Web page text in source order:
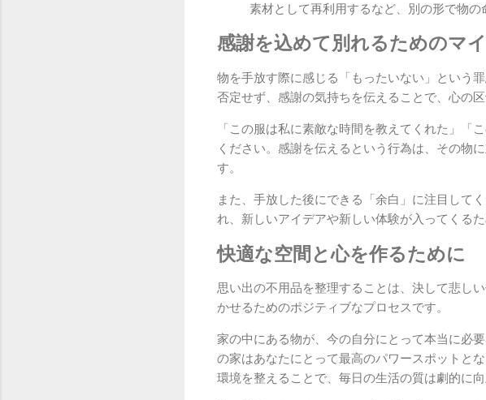
素材として再利用するなど、別の形で物の
感謝を込めて別れるためのマ
物を手放す際に感じる「もったいない」という
否定せず、感謝の気持ちを伝えることで、心の区
「この服は私に素敵な時間を教えてくれた」「
ください。感謝を伝えるという行為は、その物
す。
また、手放した後にできる「余白」に注目して
れ、新しいアイデアや新しい体験が入ってくる
快適な空間と心を作るために
思い出の不用品を整理することは、決して悲し
かせるためのポジティブなプロセスです。
家の中にある物が、今の自分にとって本当に必
の家はあなたにとって最高のパワースポットと
環境を整えることで、毎日の生活の質は劇的に向